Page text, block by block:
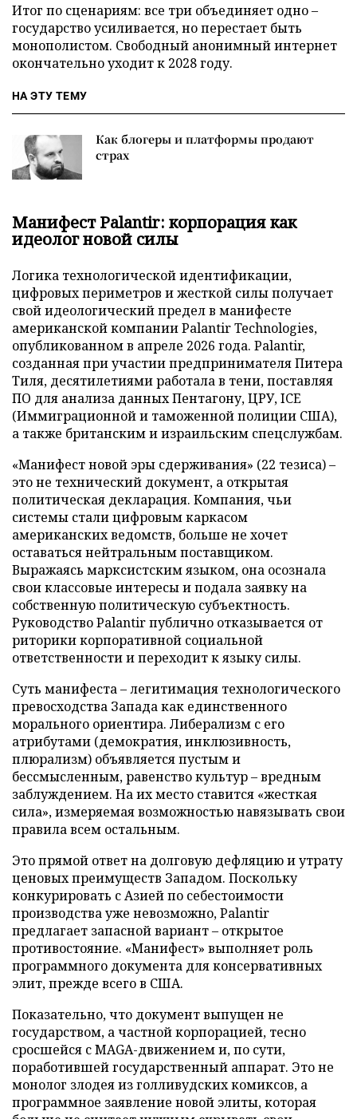
Итог по сценариям: все три объединяет одно –
государство усиливается, но перестает быть
монополистом. Свободный анонимный интернет
окончательно уходит к 2028 году.
НА ЭТУ ТЕМУ
Как блогеры и платформы продают
страх
Манифест Palantir: корпорация как
идеолог новой силы
Логика технологической идентификации,
цифровых периметров и жесткой силы получает
свой идеологический предел в манифесте
американской компании Palantir Technologies,
опубликованном в апреле 2026 года. Palantir,
созданная при участии предпринимателя Питера
Тиля, десятилетиями работала в тени, поставляя
ПО для анализа данных Пентагону, ЦРУ, ICE
(Иммиграционной и таможенной полиции США),
а также британским и израильским спецслужбам.
«Манифест новой эры сдерживания» (22 тезиса) –
это не технический документ, а открытая
политическая декларация. Компания, чьи
системы стали цифровым каркасом
американских ведомств, больше не хочет
оставаться нейтральным поставщиком.
Выражаясь марксистским языком, она осознала
свои классовые интересы и подала заявку на
собственную политическую субъектность.
Руководство Palantir публично отказывается от
риторики корпоративной социальной
ответственности и переходит к языку силы.
Суть манифеста – легитимация технологического
превосходства Запада как единственного
морального ориентира. Либерализм с его
атрибутами (демократия, инклюзивность,
плюрализм) объявляется пустым и
бессмысленным, равенство культур – вредным
заблуждением. На их место ставится «жесткая
сила», измеряемая возможностью навязывать свои
правила всем остальным.
Это прямой ответ на долговую дефляцию и утрату
ценовых преимуществ Западом. Поскольку
конкурировать с Азией по себестоимости
производства уже невозможно, Palantir
предлагает запасной вариант – открытое
противостояние. «Манифест» выполняет роль
программного документа для консервативных
элит, прежде всего в США.
Показательно, что документ выпущен не
государством, а частной корпорацией, тесно
сросшейся с MAGA-движением и, по сути,
поработившей государственный аппарат. Это не
монолог злодея из голливудских комиксов, а
программное заявление новой элиты, которая